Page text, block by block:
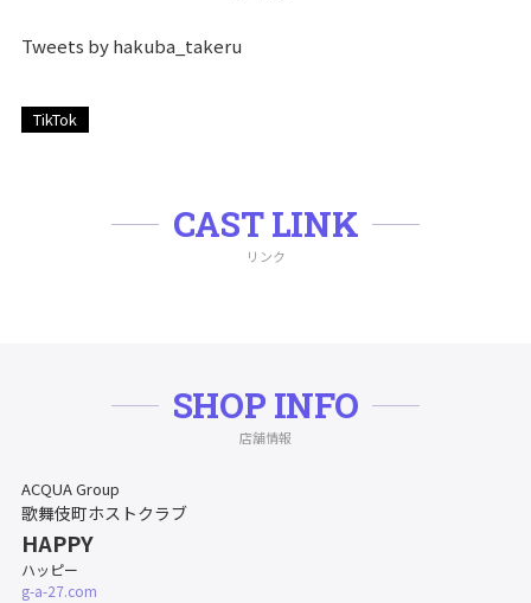
Tweets by hakuba_takeru
TikTok
CAST LINK
リンク
SHOP INFO
店舗情報
ACQUA Group
歌舞伎町ホストクラブ
HAPPY
ハッピー
g-a-27.com